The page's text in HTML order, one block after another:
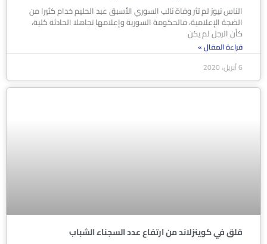
الناس نيوز لم تثر وفاة نائب السوري الأسبق عبد الحليم خدام كثيرا من
الضجة الإعلامية، فالحكومة السورية وإعلامها تجاهلا الحادثة كلية،
كأن الرجل لم يكن
قراءة المقال »
6 أبريل، 2020
قلق في كوينزلاند من ارتفاع عدد السجناء الشباب